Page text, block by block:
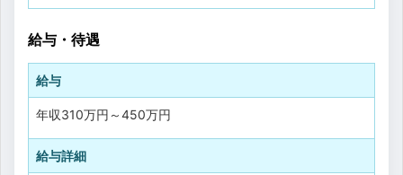
給与・待遇
給与
年収310万円 ～450万円
給与詳細